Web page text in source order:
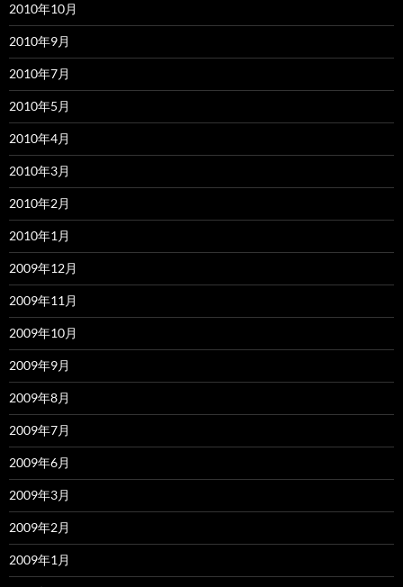
2010年10月
2010年9月
2010年7月
2010年5月
2010年4月
2010年3月
2010年2月
2010年1月
2009年12月
2009年11月
2009年10月
2009年9月
2009年8月
2009年7月
2009年6月
2009年3月
2009年2月
2009年1月